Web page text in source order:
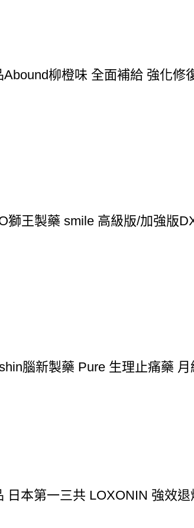
Abound柳橙味 全面補給 強化
獅王製藥 smile 高級版/加強版
腦新製藥 Pure 生理止痛藥
日本第一三共 LOXONIN 強效